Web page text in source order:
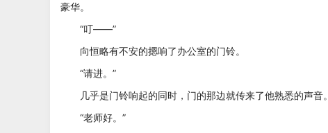
豪华。
“叮——”
向恒略有不安的摁响了办公室的门铃。
“请进。”
几乎是门铃响起的同时，门的那边就传来了他熟悉的声音。
“老师好。”